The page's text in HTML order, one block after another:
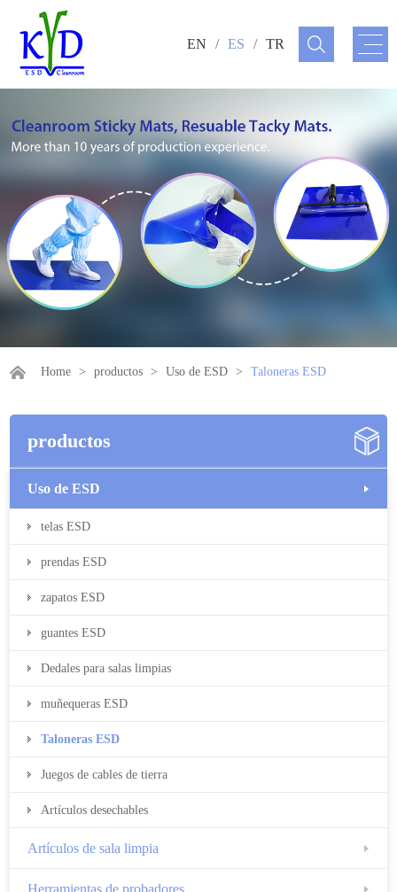
EN / ES / TR
Home > productos > Uso de ESD > Taloneras ESD
productos
Uso de ESD
telas ESD
prendas ESD
zapatos ESD
guantes ESD
Dedales para salas limpias
muñequeras ESD
Taloneras ESD
Juegos de cables de tierra
Artículos desechables
Artículos de sala limpia
Herramientas de probadores